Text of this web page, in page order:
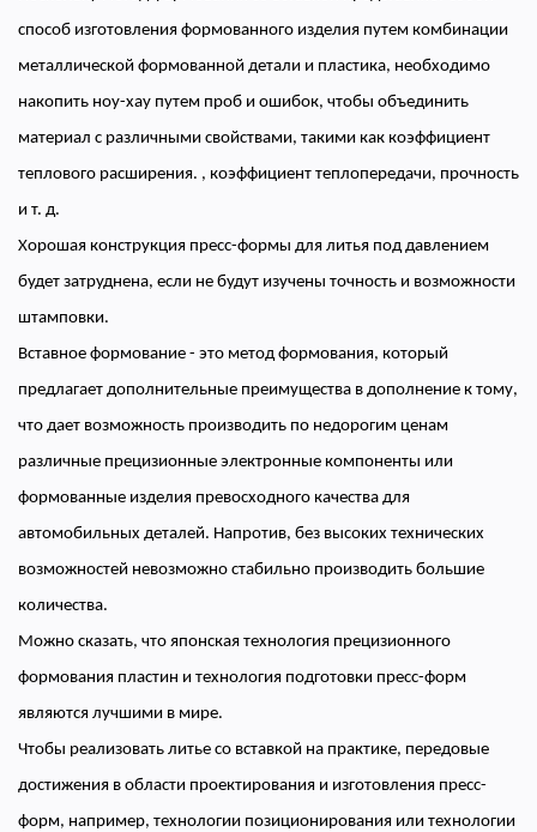
способ изготовления формованного изделия путем комбинации
металлической формованной детали и пластика, необходимо
накопить ноу-хау путем проб и ошибок, чтобы объединить
материал с различными свойствами, такими как коэффициент
теплового расширения. , коэффициент теплопередачи, прочность
и т. д.
Хорошая конструкция пресс-формы для литья под давлением
будет затруднена, если не будут изучены точность и возможности
штамповки.
Вставное формование - это метод формования, который
предлагает дополнительные преимущества в дополнение к тому,
что дает возможность производить по недорогим ценам
различные прецизионные электронные компоненты или
формованные изделия превосходного качества для
автомобильных деталей. Напротив, без высоких технических
возможностей невозможно стабильно производить большие
количества.
Можно сказать, что японская технология прецизионного
формования пластин и технология подготовки пресс-форм
являются лучшими в мире.
Чтобы реализовать литье со вставкой на практике, передовые
достижения в области проектирования и изготовления пресс-
форм, например, технологии позиционирования или технологии